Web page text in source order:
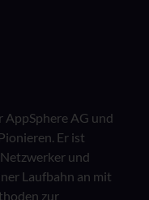
AppSphere AG und
Er ist
und
Laufbahn an mit
zur